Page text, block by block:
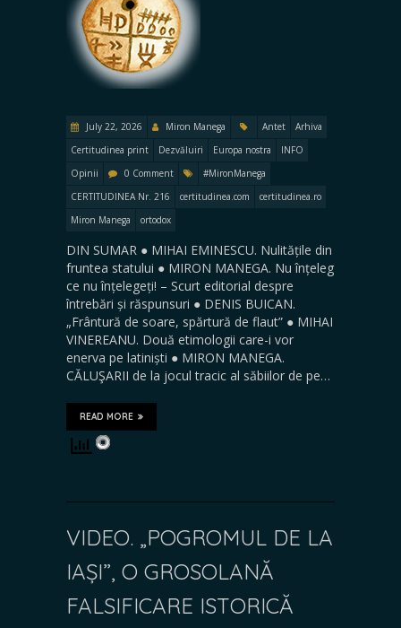
July 22, 2026 Miron Manega Antet
Arhiva
Certitudinea print
Dezvăluiri Europa nostra
INFO
Opinii
0 Comment
#MironManega
CERTITUDINEA Nr. 216
certitudinea.com
certitudinea.ro
Miron Manega
ortodox
DIN SUMAR ● MIHAI EMINESCU. Nulitățile din
fruntea statului ● MIRON MANEGA. Nu înțeleg
ce nu înțelegeți! – Scurt editorial despre
întrebări și răspunsuri ● DENIS BUICAN.
„Frântură de soare, spărtură de flaut” ● MIHAI
VINEREANU. Două etimologii care-i vor
enerva pe latiniști ● MIRON MANEGA.
CĂLUŞARII de la jocul tracic al săbiilor de pe…
READ MORE
VIDEO. „POGROMUL DE LA
IAȘI”, O GROSOLANĂ
FALSIFICARE ISTORICĂ